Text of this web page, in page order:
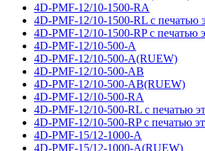
4D-PMF-12/10-1500-RA
4D-PMF-12/10-1500-RL с печатью
4D-PMF-12/10-1500-RP с печатью
4D-PMF-12/10-500-A
4D-PMF-12/10-500-A(RUEW)
4D-PMF-12/10-500-AB
4D-PMF-12/10-500-AB(RUEW)
4D-PMF-12/10-500-RA
4D-PMF-12/10-500-RL с печатью
4D-PMF-12/10-500-RP с печатью
4D-PMF-15/12-1000-A
4D-PMF-15/12-1000-A(RUEW)